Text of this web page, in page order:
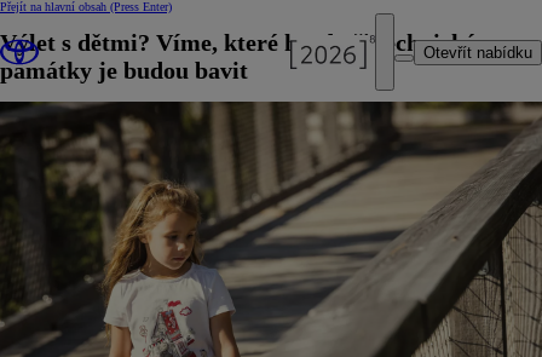
Přejít na hlavní obsah (Press Enter)
Otevřít nabídku
Výlet s dětmi? Víme, které hrady či technické
památky je budou bavit